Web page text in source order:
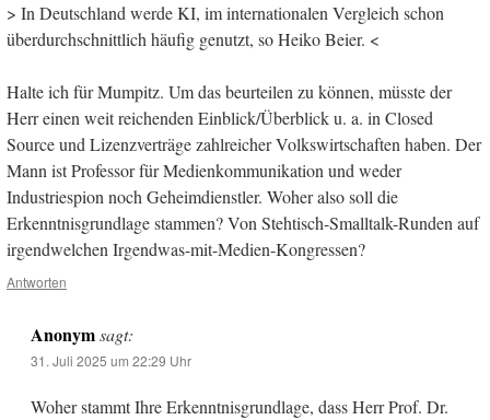
> In Deutschland werde KI, im internationalen Vergleich schon
überdurchschnittlich häufig genutzt, so Heiko Beier. <
Halte ich für Mumpitz. Um das beurteilen zu können, müsste der
Herr einen weit reichenden Einblick/Überblick u. a. in Closed
Source und Lizenzverträge zahlreicher Volkswirtschaften haben. Der
Mann ist Professor für Medienkommunikation und weder
Industriespion noch Geheimdienstler. Woher also soll die
Erkenntnisgrundlage stammen? Von Stehtisch-Smalltalk-Runden auf
irgendwelchen Irgendwas-mit-Medien-Kongressen?
Antworten
Anonym sagt:
31. Juli 2025 um 22:29 Uhr
Woher stammt Ihre Erkenntnisgrundlage, dass Herr Prof. Dr.